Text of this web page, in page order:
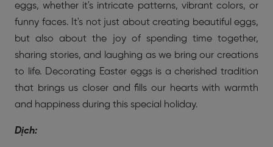
eggs, whether it's intricate patterns, vibrant colors, or
funny faces. It's not just about creating beautiful eggs,
but also about the joy of spending time together,
sharing stories, and laughing as we bring our creations
to life. Decorating Easter eggs is a cherished tradition
that brings us closer and fills our hearts with warmth
and happiness during this special holiday.
Dịch: